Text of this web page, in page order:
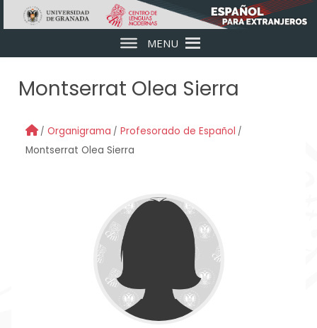
Skip to main content
MENU
Montserrat Olea Sierra
Organigrama
Profesorado de Español
Montserrat Olea Sierra